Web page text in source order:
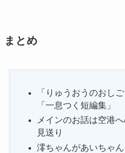
まとめ
「りゅうおうのおし
「一息つく短編集」
メインのお話は空港
見送り
澪ちゃんがあいちゃ